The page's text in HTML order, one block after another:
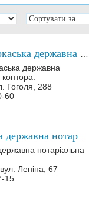
державна
Гоголя, 288
60
нотаріальна
Леніна, 67
15